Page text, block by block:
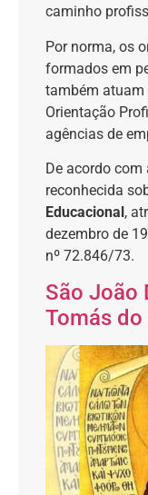
caminho
Por norma, os
formados em
também atuam
Orientação
agências de
De acordo com
reconhecida
Educacional,
dezembro de
nº 72.846/73.
São João
Tomás do